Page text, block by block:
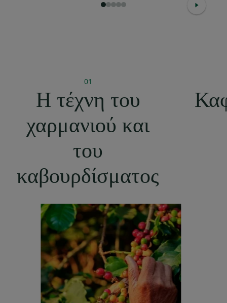
1 234
01
Η τέχνη του
χαρμανιού και
του
καβουρδίσματος